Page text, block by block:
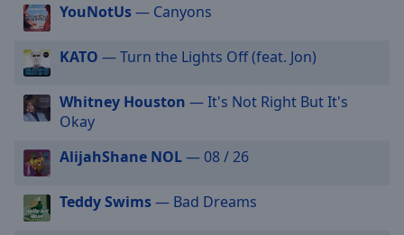
Track
in-
Picture
Fullscreen
This
modal
window.
YouNotUs— Canyons
KATO — Turn the Lights Off (feat. Jon)
Whitney Houston — It's Not Right But It's
Okay
AlijahShane NOL— 08 / 26
Teddy Swims— Bad Dreams